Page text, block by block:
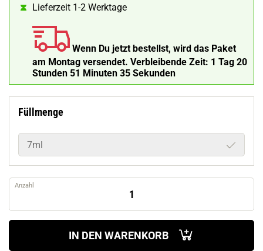
Lieferzeit 1-2 Werktage
Wenn Du jetzt bestellst, wird das Paket
am Montag versendet. Verbleibende Zeit: 1 Tag 20
Stunden 51 Minuten 34 Sekunden
Füllmenge
7ml
Anzahl
IN DEN WARENKORB